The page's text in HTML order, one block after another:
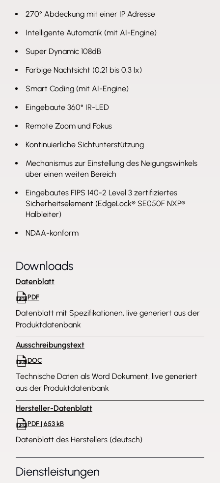
270° Abdeckung mit einer IP Adresse
Intelligente Automatik (mit AI-Engine)
Super Dynamic 108dB
Farbige Nachtsicht (0,21 bis 0,3 lx)
Smart Coding (mit AI-Engine)
Eingebaute 360° IR-LED
Remote Zoom und Fokus
Kontinuierliche Sichtunterstützung
Mechanismus zur Einstellung des Neigungswinkels
über einen weiten Bereich
Eingebautes FIPS 140-2 Level 3 zertifiziertes
Sicherheitselement (EdgeLock® SE050F NXP®
Halbleiter)
NDAA-konform
Downloads
Datenblatt
PDF
Datenblatt mit Spezifikationen, live generiert aus der
Produktdatenbank
Ausschreibungstext
DOC
Technische Daten als Word Dokument, live generiert
aus der Produktdatenbank
Hersteller-Datenblatt
PDF | 653 kB
Datenblatt des Herstellers (deutsch)
Dienstleistungen